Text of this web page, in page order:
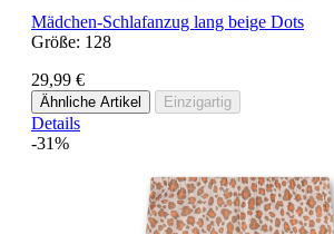
Mädchen-Schlafanzug lang beige Dots
Größe: 128
29,99 €
Ähnliche Artikel Einzigartig
Details
-31%